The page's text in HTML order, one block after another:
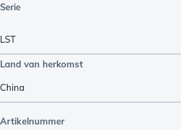
Serie
LST
Land van herkomst
China
Artikelnummer